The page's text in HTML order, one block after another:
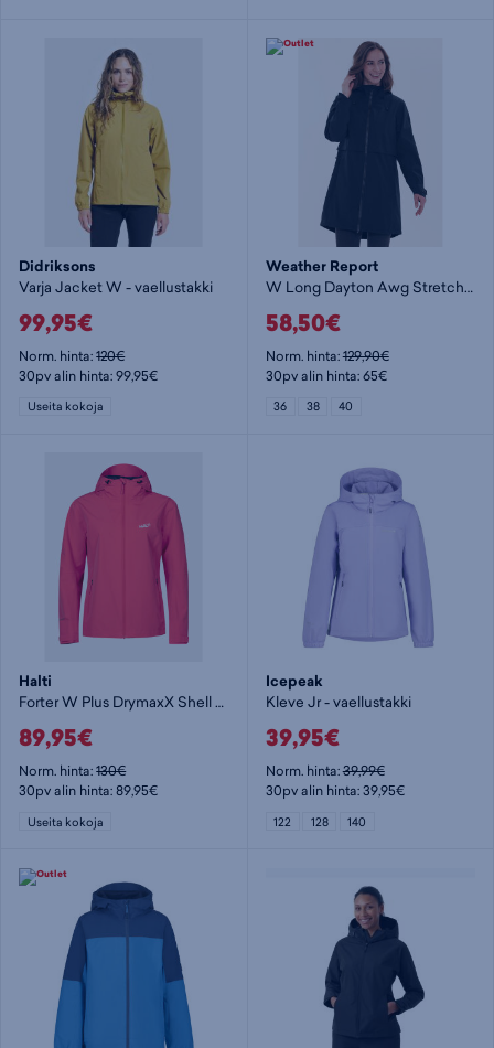
Didriksons
Varja Jacket W - vaellustakki
99,95€
Norm. hinta:120€
30pv alin hinta: 99,95€
Useita kokoja
Weather Report
W Long Dayton Awg Stretch Jkt - vaellustakki
58,50€
Norm. hinta:129,90€
30pv alin hinta: 65€
36 38 40
Halti
Forter W Plus DrymaxX Shell Jacket - vaellustakki
89,95€
Norm. hinta:130€
30pv alin hinta: 89,95€
Useita kokoja
Icepeak
Kleve Jr - vaellustakki
39,95€
Norm. hinta:39,99€
30pv alin hinta: 39,95€
122 128 140